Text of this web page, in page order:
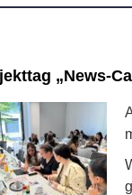
„News-